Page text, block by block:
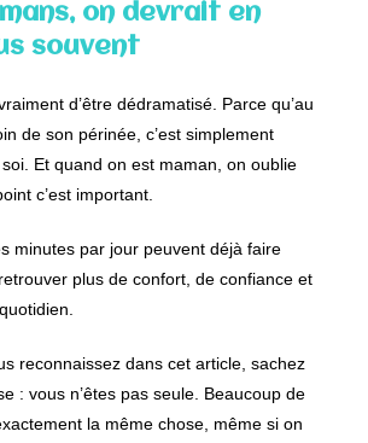
on devrait en
souvent
d’être dédramatisé. Parce qu’au
de son périnée, c’est simplement
Et quand on est maman, on oublie
c’est important.
minutes par jour peuvent déjà faire
plus de confort, de confiance et
reconnaissez dans cet article, sachez
: vous n’êtes pas seule. Beaucoup de
la même chose, même si on